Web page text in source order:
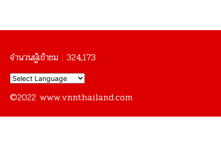
จำนวนผู้เข้าชม : 324,173
©2022 www.vnnthailand.com